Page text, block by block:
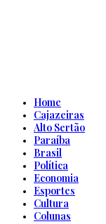
Home
Cajazeiras
Alto Sertão
Paraíba
Brasil
Política
Economia
Esportes
Cultura
Colunas